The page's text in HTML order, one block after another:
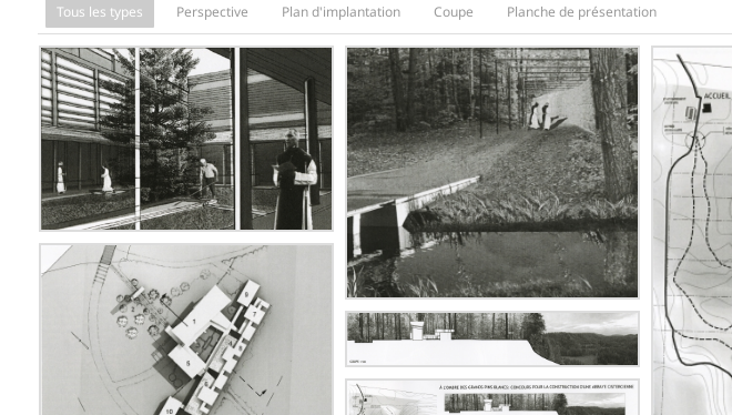
Tous les types Perspective Plan d'implantation Coupe Planche de présentation